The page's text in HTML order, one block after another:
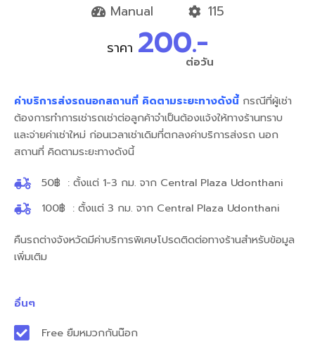
Manual
115
ราคา 200.-
ต่อวัน
ค่าบริการส่งรถนอกสถานที่ คิดตามระยะทางดังนี้ กรณีที่ผู้เช่า
ต้องการทำการเช่ารถเช่าต่อลูกค้าจำเป็นต้องแจ้งให้ทางร้านทราบ
และจ่ายค่าเช่าใหม่ ก่อนเวลาเช่าเดิมที่ตกลงค่าบริการส่งรถ นอก
สถานที่ คิดตามระยะทางดังนี้
50฿ : ตั้งแต่ 1-3 กม. จาก Central Plaza Udonthani
100฿ : ตั้งแต่ 3 กม. จาก Central Plaza Udonthani
คืนรถต่างจังหวัดมีค่าบริการพิเศษโปรดติดต่อทางร้านสำหรับข้อมูล
เพิ่มเติม
อื่นๆ
Free ยืมหมวกกันน๊อก